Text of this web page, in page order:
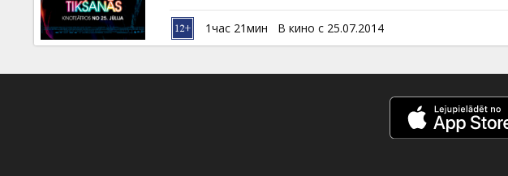
сразу же завязывается приятная беседа, и они оба
другу. Но принципы Пьера не позволяют ему
Эльза против отношений с женатым мужчиной. На
1час 21мин В кино с 25.07.2014